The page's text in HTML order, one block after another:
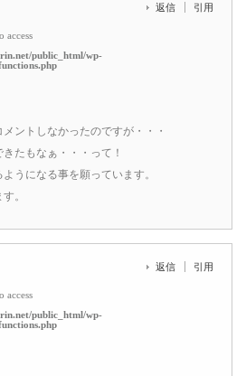
access
public_html/wp-
返信 引用
ントしなかったのですが・・・
たもなぁ・・・って！
うになる事を願っています。
。
access
public_html/wp-
返信 引用